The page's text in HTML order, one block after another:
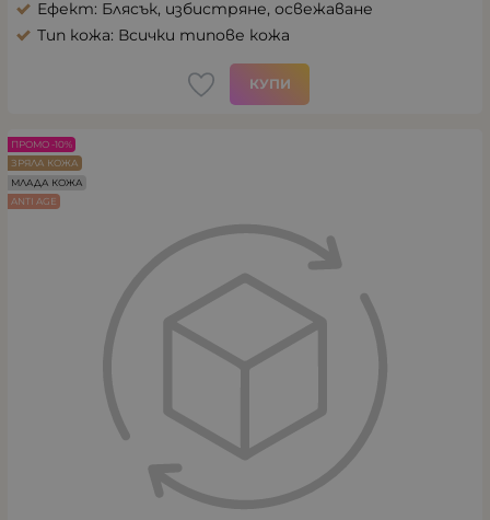
Ефект: Блясък, избистряне, освежаване
Тип кожа: Всички типове кожа
КУПИ
ПРОМО -10%
ЗРЯЛА КОЖА
МЛАДА КОЖА
ANTI AGE